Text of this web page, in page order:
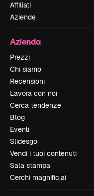
Affiliati
Aziende
Azienda
Prezzi
Chi siamo
Recensioni
Lavora con noi
Cerca tendenze
Blog
Eventi
Slidesgo
Vendi i tuoi contenuti
Sala stampa
Cerchi magnific.ai